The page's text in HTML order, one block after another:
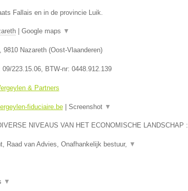
Fallais en in de provincie Luik.
| Google maps ▼
9810 Nazareth(Oost-Vlaanderen)
09/223.15.06, BTW-nr: 0448.912.139
& Partners
fiduciaire.be| Screenshot ▼
NIVEAUS VAN HET ECONOMISCHE LANDSCHAP :
Raad van Advies, Onafhankelijk bestuur, ▼
▼